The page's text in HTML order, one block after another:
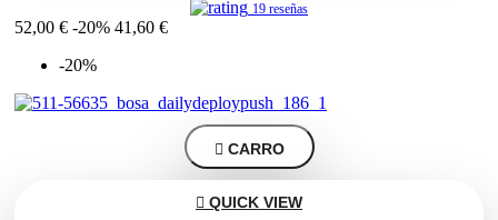
19 reseñas
52,00 € -20% 41,60 €
-20%
 CARRO
 QUICK VIEW